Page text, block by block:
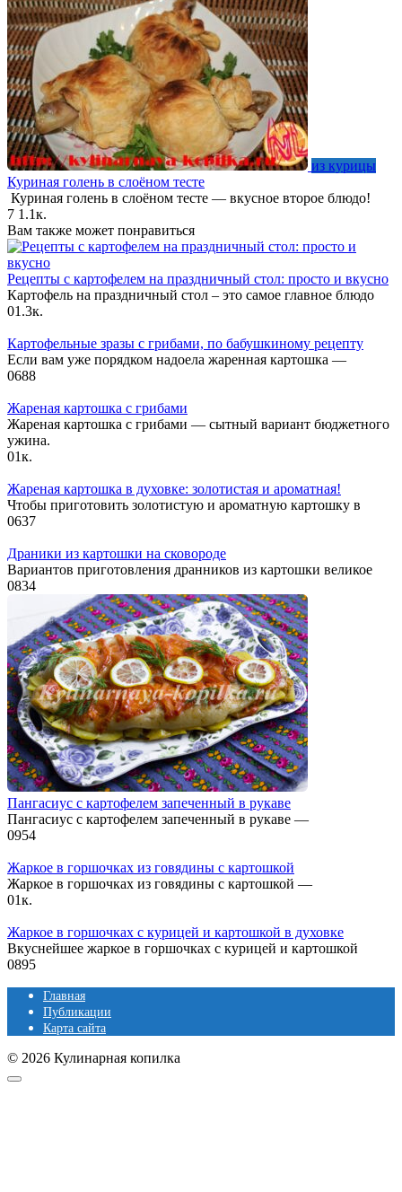
из курицы
Куриная голень в слоёном тесте
Куриная голень в слоёном тесте — вкусное второе блюдо!
7 1.1к.
Вам также может понравиться
Рецепты с картофелем на праздничный стол: просто и вкусно
Картофель на праздничный стол – это самое главное блюдо
01.3к.
Картофельные зразы с грибами, по бабушкиному рецепту
Если вам уже порядком надоела жаренная картошка —
0688
Жареная картошка с грибами
Жареная картошка с грибами — сытный вариант бюджетного
ужина.
01к.
Жареная картошка в духовке: золотистая и ароматная!
Чтобы приготовить золотистую и ароматную картошку в
0637
Драники из картошки на сковороде
Вариантов приготовления дранников из картошки великое
0834
Пангасиус с картофелем запеченный в рукаве
Пангасиус с картофелем запеченный в рукаве —
0954
Жаркое в горшочках из говядины с картошкой
Жаркое в горшочках из говядины с картошкой —
01к.
Жаркое в горшочках с курицей и картошкой в духовке
Вкуснейшее жаркое в горшочках с курицей и картошкой
0895
Главная
Публикации
Карта сайта
© 2026 Кулинарная копилка